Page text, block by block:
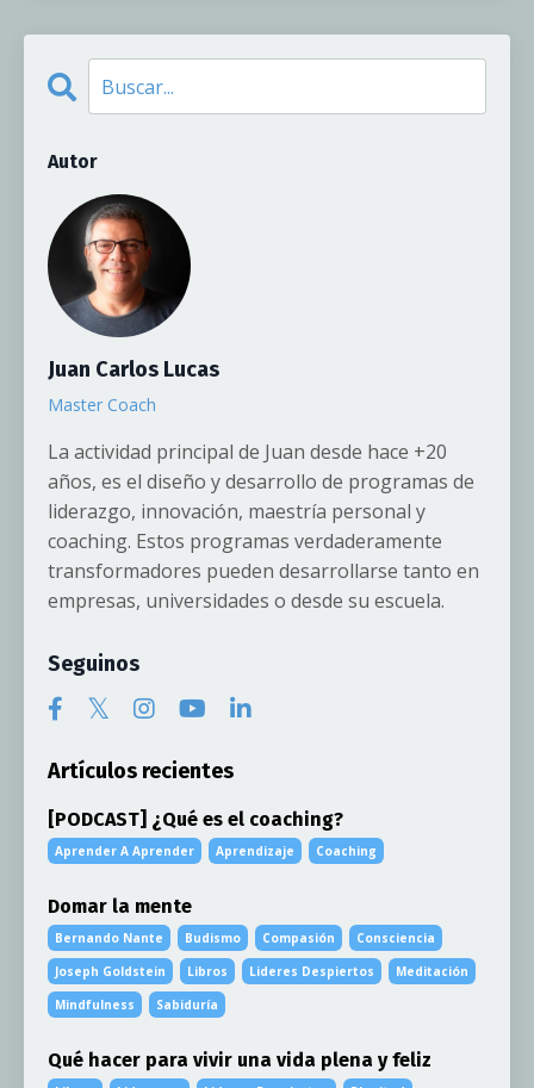
Autor
Juan Carlos Lucas
Master Coach
La actividad principal de Juan desde hace +20
años, es el diseño y desarrollo de programas de
liderazgo, innovación, maestría personal y
coaching. Estos programas verdaderamente
transformadores pueden desarrollarse tanto en
empresas, universidades o desde su escuela.
Seguinos
Artículos recientes
[PODCAST] ¿Qué es el coaching?
Aprender A Aprender Aprendizaje Coaching
Domar la mente
Bernando Nante Budismo Compasión
Consciencia
Joseph Goldstein
Libros Lideres Despiertos
Meditación
Mindfulness
Sabiduría
Qué hacer para vivir una vida plena y feliz